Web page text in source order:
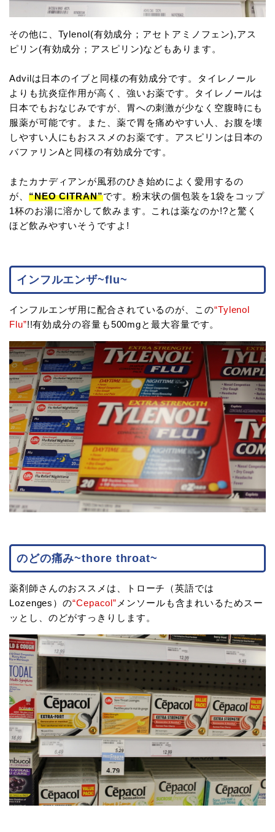
その他に、Tylenol(有効成分；アセトアミノフェン),アス
ピリン(有効成分；アスピリン)などもあります。
Advilは日本のイブと同様の有効成分です。タイレノール
よりも抗炎症作用が高く、強いお薬です。タイレノールは
日本でもおなじみですが、胃への刺激が少なく空腹時にも
服薬が可能です。また、薬で胃を痛めやすい人、お腹を壊
しやすい人にもおススメのお薬です。アスピリンは日本の
バファリンAと同様の有効成分です。
またカナディアンが風邪のひき始めによく愛用するの
が、 “NEO CITRAN”です。粉末状の個包装を1袋をコップ
1杯のお湯に溶かして飲みます。これは薬なのか!?と驚く
ほど飲みやすいそうですよ!
インフルエンザ~flu~
インフルエンザ用に配合されているのが、この“Tylenol
Flu”!!有効成分の容量も500mgと最大容量です。
のどの痛み~thore throat~
薬剤師さんのおススメは、トローチ（英語では
Lozenges）の“Cepacol”メンソールも含まれいるためスー
ッとし、のどがすっきりします。